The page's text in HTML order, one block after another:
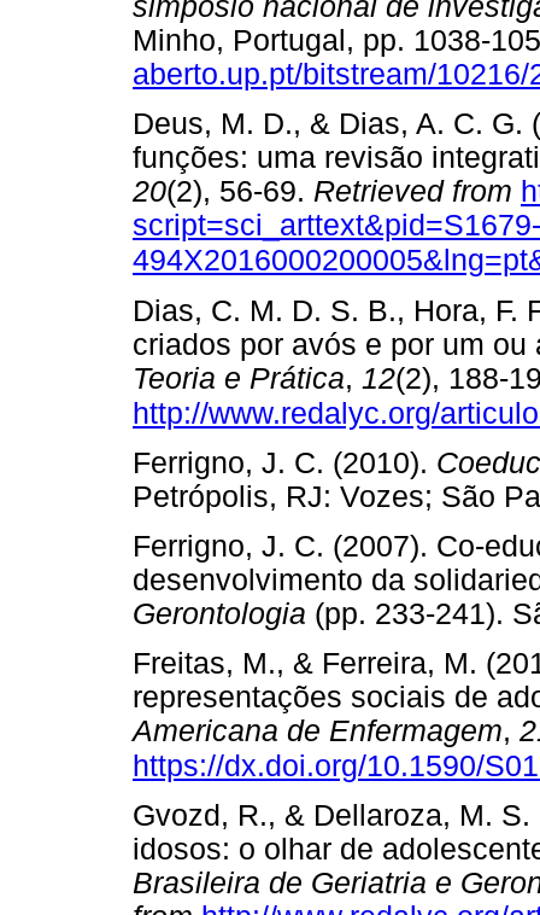
simpósio nacional de
Minho, Portugal, pp. 1038-
aberto.up.pt/bitstream/
Deus, M. D., & Dias, A. C.
funções: uma revisão
20(2), 56-69. Retrieved from
script=sci_arttext&pid=S1679-
Dias, C. M. D. S. B., Hora, F.
criados por avós e por um
Teoria e Prática, 12(2), 188-
http://www.redalyc.org/
Ferrigno, J. C. (2010).
Petrópolis, RJ: Vozes;
Ferrigno, J. C. (2007). Co-
desenvolvimento da
Gerontologia (pp. 233-
Freitas, M., & Ferreira, M.
representações sociais de
Americana de Enfermagem,
https://dx.doi.org/10.1590/
Gvozd, R., & Dellaroza, M.
idosos: o olhar de
Brasileira de Geriatria e